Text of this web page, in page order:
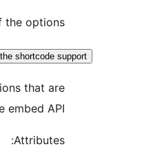
options.
shortcode support?
that are
API.
Attributes: